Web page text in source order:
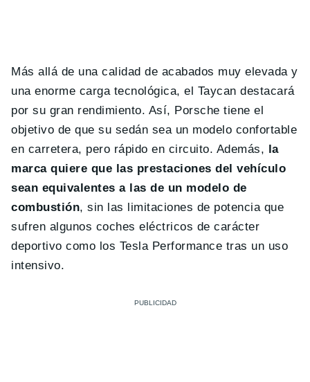
Más allá de una calidad de acabados muy elevada y
una enorme carga tecnológica, el Taycan destacará
por su gran rendimiento. Así, Porsche tiene el
objetivo de que su sedán sea un modelo confortable
en carretera, pero rápido en circuito. Además, la
marca quiere que las prestaciones del vehículo
sean equivalentes a las de un modelo de
combustión, sin las limitaciones de potencia que
sufren algunos coches eléctricos de carácter
deportivo como los Tesla Performance tras un uso
intensivo.